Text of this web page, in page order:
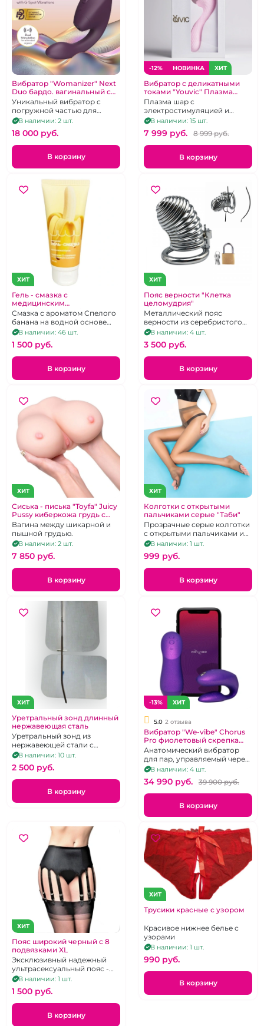
Вибратор "Womanizer" Next
Duo бардо. вагинальный с
клитор сосущим эффектом.
Не оригинальная упаковка
Уникальный вибратор с
погружной частью для
стимуляции зоны Джи и
вакуумно-волновой
клиторальной стимуляцией
В наличии: 2 шт.
18 000 pуб.
В корзину
-12% НОВИНКА ХИТ
Вибратор с деликатными
токами "Youvic" Плазма
Магия, Релакс и Секс
Плазма шар с
электростимуляцией и
подогревом для эрогенных
зон и массажа на
силиконовой вибро ручке
для внутренней стимуляции
В наличии: 15 шт.
7 999 pуб. 8 999 pуб.
В корзину
ХИТ
Гель - смазка с
медицинским
сертификатом "Juju"
тропический банан 100 мл
Смазка с ароматом Спелого
банана на водной основе
для вагинального секса.
В наличии: 46 шт.
1 500 pуб.
В корзину
ХИТ
Пояс верности "Клетка
целомудрия"
Металлический пояс
верности из серебристого
металла.
В наличии: 4 шт.
3 500 pуб.
В корзину
ХИТ
Сиська - писька "Toyfa" Juicy
Pussy киберкожа грудь с
вагиной
Вагина между шикарной и
пышной грудью.
В наличии: 2 шт.
7 850 pуб.
В корзину
ХИТ
Колготки с открытыми
пальчиками серые "Таби"
Прозрачные серые колготки
с открытыми пальчиками и
отделённым большим
пальчиком
В наличии: 1 шт.
999 pуб.
В корзину
ХИТ
Уретральный зонд длинный
нержавеющая сталь
Уретральный зонд из
нержавеющей стали с
изгибом и заостренным
кончиком
В наличии: 10 шт.
2 500 pуб.
В корзину
-13% ХИТ
5.0 2 отзыва
Вибратор "We-vibe" Chorus
Pro фиолетовый скрепка
для пар
Анатомический вибратор
для пар, управляемый через
тактильный пульт и
приложение.
В наличии: 4 шт.
34 990 pуб. 39 900 pуб.
В корзину
ХИТ
Пояс широкий черный с 8
подвязками XL
Эксклюзивный надежный
ультрасексуальный пояс -
модное ретро
В наличии: 1 шт.
1 500 pуб.
В корзину
ХИТ
Трусики красные с узором
Красивое нижнее белье с
узорами
В наличии: 1 шт.
990 pуб.
В корзину